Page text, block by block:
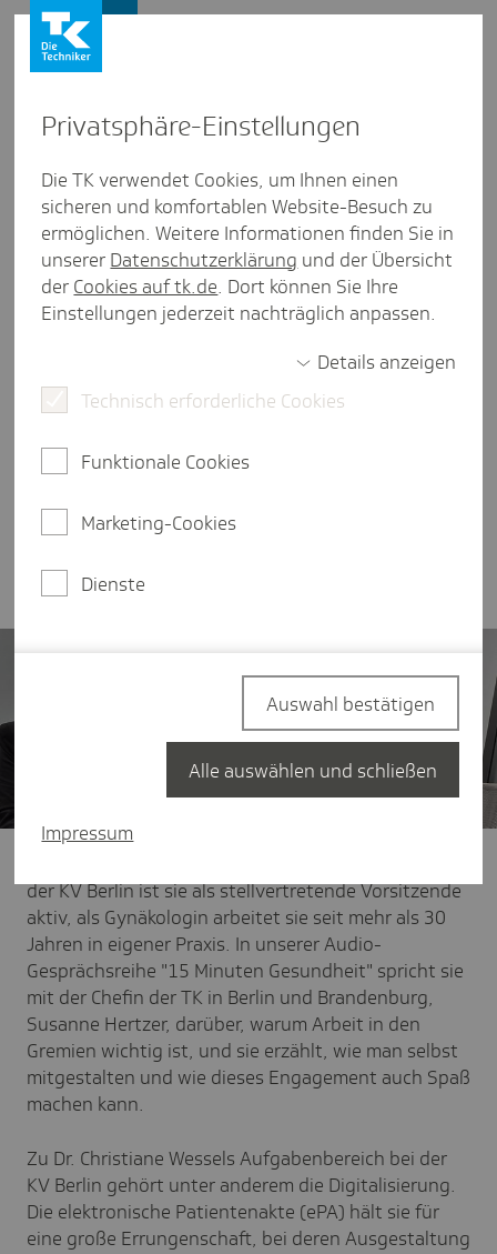
"Ich wünsche mir mehr Digi­ta­li­
sie­rung."
Artikel aus Berlin/Bran­den­burg
Gremienarbeit ist wichtig - und kann auch Spaß
stellvertretende Vorsitzende der Kassenärztlichen
Gespräch mit Susanne Hertzer, TK-Chefin in Berlin
als niedergelassene Ärztin.
Presse und Politik Gesundheitspolitik
der KV Berlin ist sie als stellvertretende Vorsitzende
aktiv, als Gynäkologin arbeitet sie seit mehr als 30
Jahren in eigener Praxis. In unserer Audio-
Gesprächsreihe "15 Minuten Gesundheit" spricht sie
mit der Chefin der TK in Berlin und Brandenburg,
Susanne Hertzer, darüber, warum Arbeit in den
Gremien wichtig ist, und sie erzählt, wie man selbst
mitgestalten und wie dieses Engagement auch Spaß
machen kann.
Zu Dr. Christiane Wessels Aufgabenbereich bei der
KV Berlin gehört unter anderem die Digitalisierung.
Die elektronische Patientenakte (ePA) hält sie für
eine große Errungenschaft, bei deren Ausgestaltung
Privat­sphäre-Einstel­lungen
Die TK verwendet Cookies, um Ihnen einen
sicheren und komfortablen Website-Besuch zu
ermöglichen. Weitere Informationen finden Sie in
unserer Datenschutzerklärung und der Übersicht
der Cookies auf tk.de. Dort können Sie Ihre
Einstellungen jederzeit nachträglich anpassen.
Details anzeigen
Technisch erforderliche Cookies
Funktionale Cookies
Marketing-Cookies
Dienste
Impressum
Auswahl bestätigen
Alle auswählen und schließen